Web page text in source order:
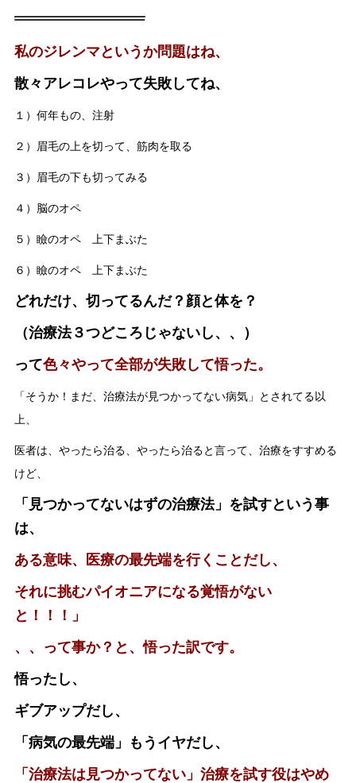
私のジレンマというか問題はね、
散々アレコレやって失敗してね、
１）何年もの、注射
２）眉毛の上を切って、筋肉を取る
３）眉毛の下も切ってみる
４）脳のオペ
５）瞼のオペ 上下まぶた
６）瞼のオペ 上下まぶた
どれだけ、切ってるんだ？顔と体を？
（治療法３つどころじゃないし、、）
って色々やって全部が失敗して悟った。
「そうか！まだ、治療法が見つかってない病気」とされてる以
上、
医者は、やったら治る、やったら治ると言って、治療をすすめる
けど、
「見つかってないはずの治療法」を試すという事
は、
ある意味、医療の最先端を行くことだし、
それに挑むパイオニアになる覚悟がない
と！！！」
、、って事か？と、悟った訳です。
悟ったし、
ギブアップだし、
「病気の最先端」もうイヤだし、
「治療法は見つかってない」治療を試す役はやめ